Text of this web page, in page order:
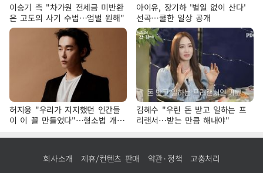
이승기 측 "차가원 전세금 미반환
은 고도의 사기 수법…엄벌 원해"
아이유, 장기하 '별일 없이 산다'
선곡…쿨한 일상 공개
허지웅 "우리가 지지했던 인간들
이 이 꼴 만들었다"…형소법 개정
에 격한 반응
김혜수 "우린 돈 받고 일하는 프
리랜서…받는 만큼 해내야"
회사소개 제휴/컨텐츠 판매 약관·정책 고충처리